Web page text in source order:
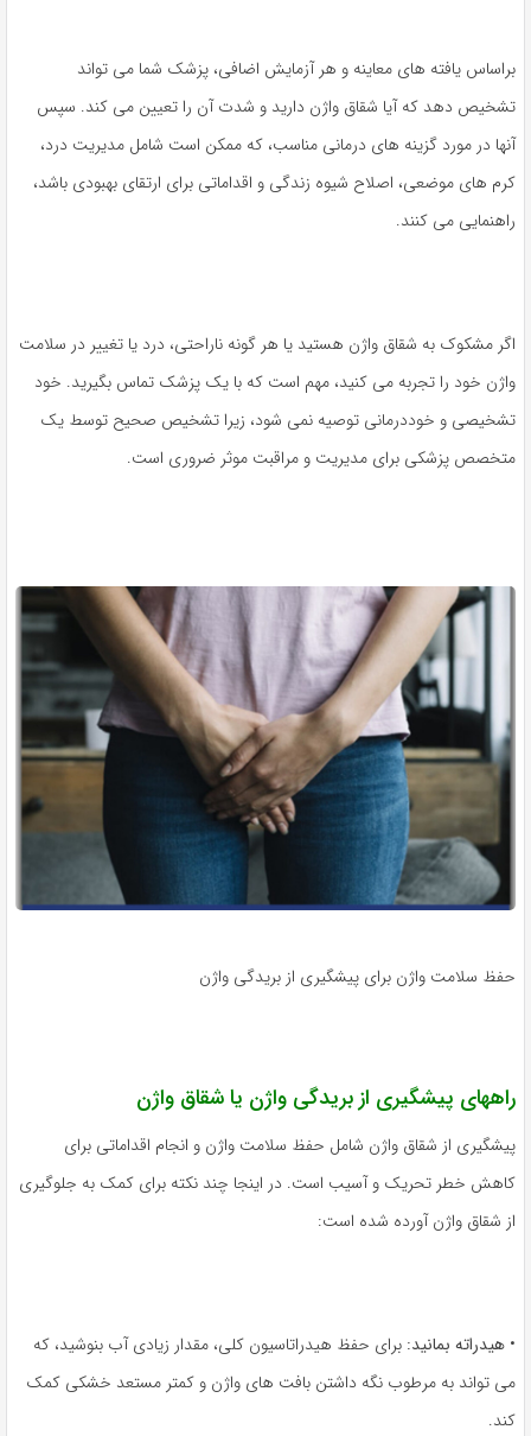
براساس یافته های معاینه و هر آزمایش اضافی، پزشک شما می تواند
تشخیص دهد که آیا شقاق واژن دارید و شدت آن را تعیین می کند. سپس
آنها در مورد گزینه های درمانی مناسب، که ممکن است شامل مدیریت درد،
کرم های موضعی، اصلاح شیوه زندگی و اقداماتی برای ارتقای بهبودی باشد،
راهنمایی می کنند.
اگر مشکوک به شقاق واژن هستید یا هر گونه ناراحتی، درد یا تغییر در سلامت
واژن خود را تجربه می کنید، مهم است که با یک پزشک تماس بگیرید. خود
تشخیصی و خوددرمانی توصیه نمی شود، زیرا تشخیص صحیح توسط یک
متخصص پزشکی برای مدیریت و مراقبت موثر ضروری است.
حفظ سلامت واژن برای پیشگیری از بریدگی واژن
راههای پیشگیری از بریدگی واژن یا شقاق واژن
پیشگیری از شقاق واژن شامل حفظ سلامت واژن و انجام اقداماتی برای
کاهش خطر تحریک و آسیب است. در اینجا چند نکته برای کمک به جلوگیری
از شقاق واژن آورده شده است:
• هیدراته بمانید: برای حفظ هیدراتاسیون کلی، مقدار زیادی آب بنوشید، که
می تواند به مرطوب نگه داشتن بافت های واژن و کمتر مستعد خشکی کمک
کند.